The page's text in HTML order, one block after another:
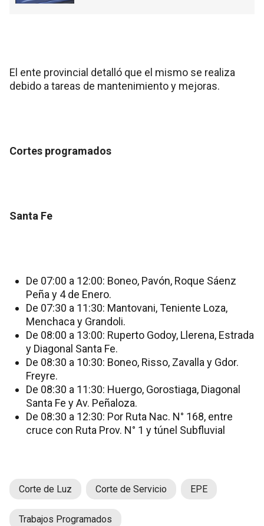
El ente provincial detalló que el mismo se realiza
debido a tareas de mantenimiento y mejoras.
Cortes programados
Santa Fe
De 07:00 a 12:00: Boneo, Pavón, Roque Sáenz
Peña y 4 de Enero.
De 07:30 a 11:30: Mantovani, Teniente Loza,
Menchaca y Grandoli.
De 08:00 a 13:00: Ruperto Godoy, Llerena, Estrada
y Diagonal Santa Fe.
De 08:30 a 10:30: Boneo, Risso, Zavalla y Gdor.
Freyre.
De 08:30 a 11:30: Huergo, Gorostiaga, Diagonal
Santa Fe y Av. Peñaloza.
De 08:30 a 12:30: Por Ruta Nac. N° 168, entre
cruce con Ruta Prov. N° 1 y túnel Subfluvial
Corte de Luz Corte de Servicio EPE
Trabajos Programados